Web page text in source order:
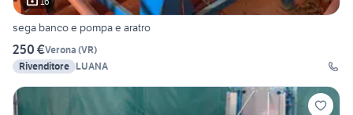
sega banco e pompa e aratro
250 €Verona (VR)
Rivenditore LUANA